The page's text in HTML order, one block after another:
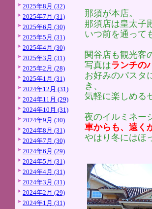
2025年8月 (32)
2025年7月 (31)
2025年6月 (30)
2025年5月 (31)
2025年4月 (30)
2025年3月 (31)
2025年2月 (28)
2025年1月 (31)
2024年12月 (31)
2024年11月 (29)
2024年10月 (31)
2024年9月 (30)
2024年8月 (31)
2024年7月 (30)
2024年6月 (29)
2024年5月 (31)
2024年4月 (31)
2024年3月 (31)
2024年2月 (29)
2024年1月 (31)
那須が本店。
那須店は皇太子
いつ前を通って
関谷店も観光客
写真はランチの
お好みのパスタ
き、
気軽に楽しめる
夜のイルミネー
車からも、遠く
やはり冬にはほ